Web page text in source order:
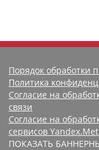
Порядок обработки
Политика
Согласие на
связи
Согласие на
сервисов
ПОКАЗАТЬ